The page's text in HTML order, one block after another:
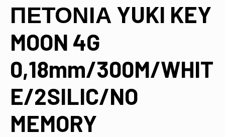
ΠΕΤΟΝΙΑ YUKI KEY
MOON 4G
0,18mm/300M/WHIT
E/2SILIC/NO
MEMORY